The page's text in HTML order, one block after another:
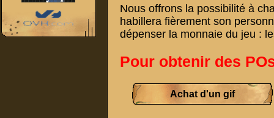
Nous offrons la possibilité à
habillera fièrement son
dépenser la monnaie du jeu :
Pour obtenir des
Achat d'un gif